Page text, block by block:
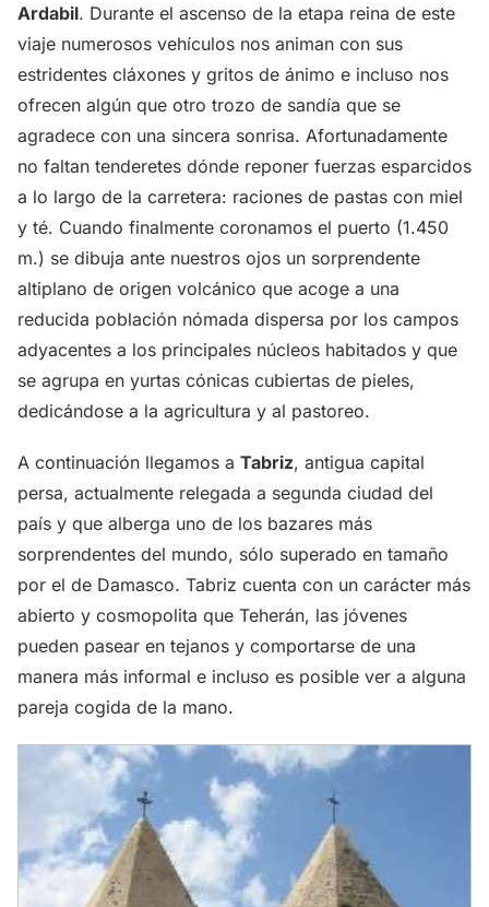
Ardabil. Durante el ascenso de la etapa reina de este
viaje numerosos vehículos nos animan con sus
estridentes cláxones y gritos de ánimo e incluso nos
ofrecen algún que otro trozo de sandía que se
agradece con una sincera sonrisa. Afortunadamente
no faltan tenderetes dónde reponer fuerzas esparcidos
a lo largo de la carretera: raciones de pastas con miel
y té. Cuando finalmente coronamos el puerto (1.450
m.) se dibuja ante nuestros ojos un sorprendente
altiplano de origen volcánico que acoge a una
reducida población nómada dispersa por los campos
adyacentes a los principales núcleos habitados y que
se agrupa en yurtas cónicas cubiertas de pieles,
dedicándose a la agricultura y al pastoreo.
A continuación llegamos a Tabriz, antigua capital
persa, actualmente relegada a segunda ciudad del
país y que alberga uno de los bazares más
sorprendentes del mundo, sólo superado en tamaño
por el de Damasco. Tabriz cuenta con un carácter más
abierto y cosmopolita que Teherán, las jóvenes
pueden pasear en tejanos y comportarse de una
manera más informal e incluso es posible ver a alguna
pareja cogida de la mano.